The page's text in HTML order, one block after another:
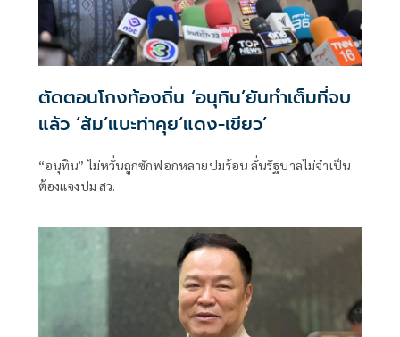
ตัดตอนโกงท้องถิ่น ‘อนุทิน’ยันทำเต็มที่จบ
แล้ว ‘ส้ม’แบะท่าคุย‘แดง-เขียว’
“อนุทิน” ไม่หวั่นถูกซักฟอกหลายปมร้อน ลั่นรัฐบาลไม่จำเป็น
ต้องแจงปม สว.